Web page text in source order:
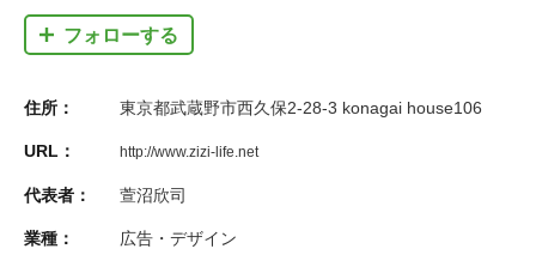
フォローする
住所： 東京都武蔵野市西久保2-28-3 konagai house106
URL： http://www.zizi-life.net
代表者： 萱沼欣司
業種： 広告・デザイン